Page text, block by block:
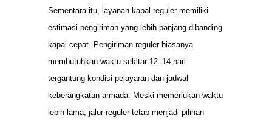
Sementara itu, layanan kapal reguler memiliki
estimasi pengiriman yang lebih panjang dibanding
kapal cepat. Pengiriman reguler biasanya
membutuhkan waktu sekitar 12–14 hari
tergantung kondisi pelayaran dan jadwal
keberangkatan armada. Meski memerlukan waktu
lebih lama, jalur reguler tetap menjadi pilihan